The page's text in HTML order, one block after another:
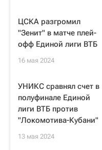
ЦСКА разгромил
"Зенит" в матче плей-
офф Единой лиги ВТБ
16 мая 2024
УНИКС сравнял счет в
полуфинале Единой
лиги ВТБ против
"Локомотива-Кубани"
13 мая 2024